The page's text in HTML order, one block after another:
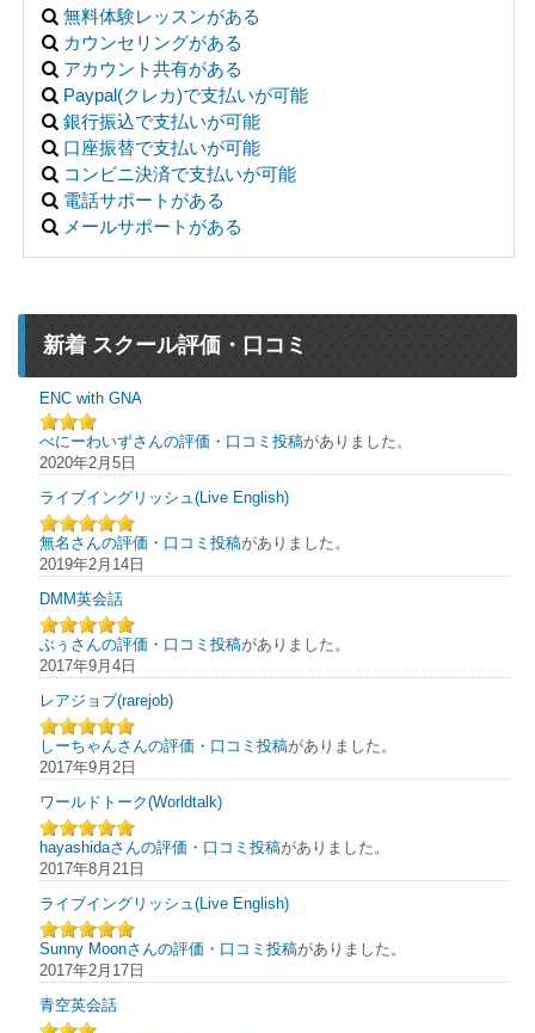
無料体験レッスンがある
カウンセリングがある
アカウント共有がある
Paypal(クレカ)で支払いが可能
銀行振込で支払いが可能
口座振替で支払いが可能
コンビニ決済で支払いが可能
電話サポートがある
メールサポートがある
新着 スクール評価・口コミ
ENC with GNA
べにーわいずさんの評価・口コミ投稿がありました。
2020年2月5日
ライブイングリッシュ(Live English)
無名さんの評価・口コミ投稿がありました。
2019年2月14日
DMM英会話
ぶぅさんの評価・口コミ投稿がありました。
2017年9月4日
レアジョブ(rarejob)
しーちゃんさんの評価・口コミ投稿がありました。
2017年9月2日
ワールドトーク(Worldtalk)
hayashidaさんの評価・口コミ投稿がありました。
2017年8月21日
ライブイングリッシュ(Live English)
Sunny Moonさんの評価・口コミ投稿がありました。
2017年2月17日
青空英会話